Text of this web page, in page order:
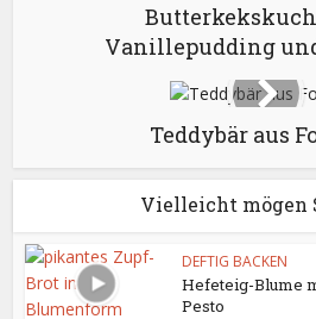
Vanillepudding
Teddybär aus
Vielleicht mögen
DEFTIG BACKEN
Hefeteig-Blume
Pesto